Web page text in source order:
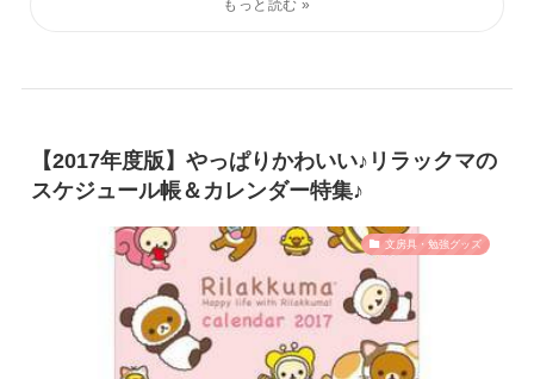
【2017年度版】やっぱりかわいい♪リラックマの
スケジュール帳＆カレンダー特集♪
文房具・勉強グッズ